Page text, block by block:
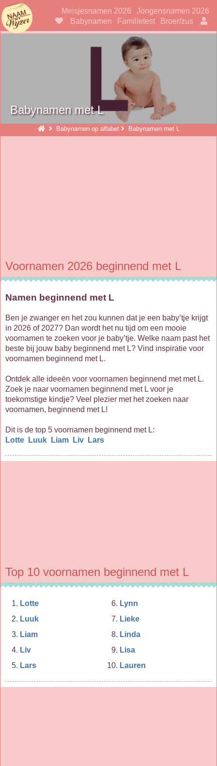
NaamwijzerMeisjesnamen 2026
Jongensnamen 2026
Babynamen
Familietest Broer/zus
Babynamen met L
Babynamen op alfabet Babynamen met L
Voornamen 2026 beginnend met L
Namen beginnend met L
Ben je zwanger en het zou kunnen dat je een baby’tje krijgt
in 2026 of 2027? Dan wordt het nu tijd om een mooie
voornamen te zoeken voor je baby’tje. Welke naam past het
beste bij jouw baby beginnend met L? Vind inspiratie voor
voornamen beginnend met L.
Ontdek alle ideeën voor voornamen beginnend met met L.
Zoek je naar voornamen beginnend met L voor je
toekomstige kindje? Veel plezier met het zoeken naar
voornamen, beginnend met L!
Dit is de top 5 voornamen beginnend met L:
Lotte
Luuk Liam Liv Lars
Top 10 voornamen beginnend met L
Lotte
Luuk
Liam
Liv
Lars
Lynn
Lieke
Linda
Lisa
Lauren